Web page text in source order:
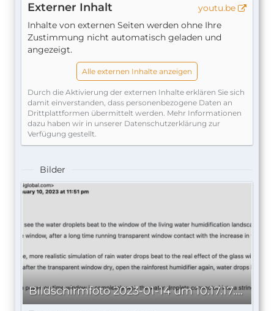
Rainforest pure humidifier can intuitively see the
water droplets beat to the window of the living
water humidification landscape, in the transparent
window
Simulate the effect of rain lapping on the window,
after a long time running transparent window
of water, raindrop view
View will become a rain screen landscape, more
realistic simulation of rain water drops beat to the
real effect of the glass window, this phenomenon
is normal. To be
transparent window dry, open the rainforest
humidifier again, water drops hitting the
transparent window will again appear
time window is completely wet, the water droplets
connected into a string, gradually become a rain
Externer Inhalt
youtu.be
Inhalte von externen Seiten werden ohne Ihre
Zustimmung nicht automatisch geladen und
angezeigt.
Alle externen Inhalte anzeigen
Durch die Aktivierung der externen Inhalte erklären Sie sich
damit einverstanden, dass personenbezogene Daten an
Drittplattformen übermittelt werden. Mehr Informationen
dazu haben wir in unserer Datenschutzerklärung zur
Verfügung gestellt.
Bilder
Bildschirm­foto 2023-01-14 um 10.17.17.png